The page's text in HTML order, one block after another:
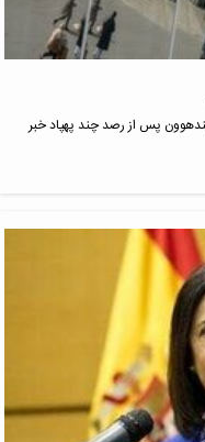
پس از رصد چند پهپاد خبر